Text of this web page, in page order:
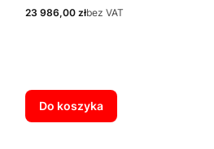
Cena
23 986,00 złbez VAT
Do koszyka